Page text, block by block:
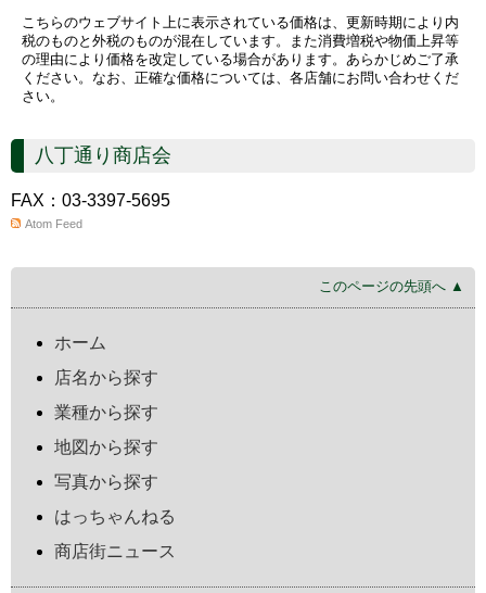
こちらのウェブサイト上に表示されている価格は、更新時期により内
税のものと外税のものが混在しています。また消費増税や物価上昇等
の理由により価格を改定している場合があります。あらかじめご了承
ください。なお、正確な価格については、各店舗にお問い合わせくだ
さい。
八丁通り商店会
FAX：03-3397-5695
Atom Feed
このページの先頭へ ▲
ホーム
店名から探す
業種から探す
地図から探す
写真から探す
はっちゃんねる
商店街ニュース